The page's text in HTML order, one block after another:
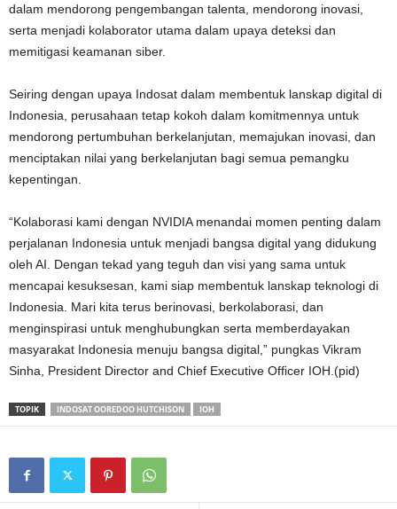
dalam mendorong pengembangan talenta, mendorong inovasi,
serta menjadi kolaborator utama dalam upaya deteksi dan
memitigasi keamanan siber.
Seiring dengan upaya Indosat dalam membentuk lanskap digital di
Indonesia, perusahaan tetap kokoh dalam komitmennya untuk
mendorong pertumbuhan berkelanjutan, memajukan inovasi, dan
menciptakan nilai yang berkelanjutan bagi semua pemangku
kepentingan.
“Kolaborasi kami dengan NVIDIA menandai momen penting dalam
perjalanan Indonesia untuk menjadi bangsa digital yang didukung
oleh AI. Dengan tekad yang teguh dan visi yang sama untuk
mencapai kesuksesan, kami siap membentuk lanskap teknologi di
Indonesia. Mari kita terus berinovasi, berkolaborasi, dan
menginspirasi untuk menghubungkan serta memberdayakan
masyarakat Indonesia menuju bangsa digital,” pungkas Vikram
Sinha, President Director and Chief Executive Officer IOH.(pid)
TOPIK INDOSAT OOREDOO HUTCHISON IOH